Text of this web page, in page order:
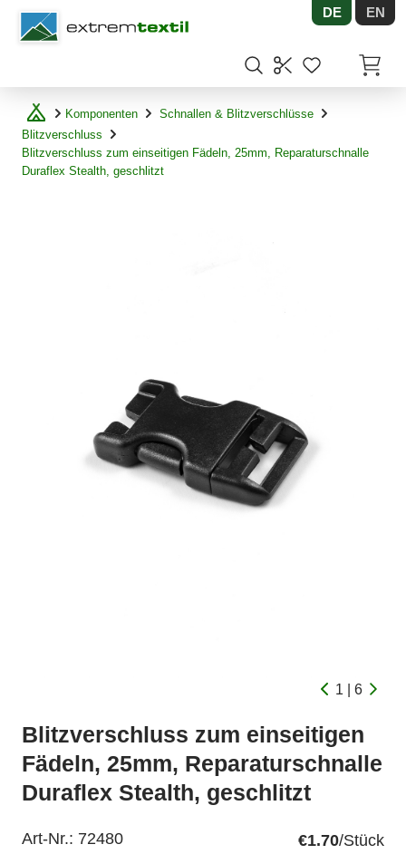
Shopware DE EN
Komponenten
Schnallen & Blitzverschlüsse
Blitzverschluss
Blitzverschluss zum einseitigen Fädeln, 25mm, Reparaturschnalle
Duraflex Stealth, geschlitzt
1 | 6
Blitzverschluss zum einseitigen
Fädeln, 25mm, Reparaturschnalle
Duraflex Stealth, geschlitzt
Art-Nr.: 72480 €1.70/Stück